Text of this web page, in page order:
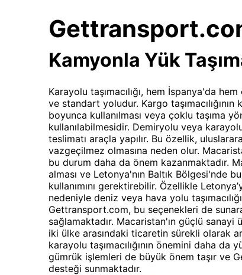
Kamyonla Yük
Karayolu taşımacılığı, hem İspanya'da
ve standart yoludur. Kargo
boyunca kullanılması veya çoklu taşıma
kullanılabilmesidir. Demiryolu veya
teslimatı araçla yapılır. Bu özellik,
vazgeçilmez olmasına neden olur.
bu durum daha da önem kazanmaktadır.
alması ve Letonya'nın Baltık Bölgesi'nde
kullanımını gerektirebilir. Özellikle
nedeniyle deniz veya hava yolu
Gettransport.com, bu seçenekleri de
sağlamaktadır. Macaristan'ın güçlü
iki ülke arasındaki ticaretin sürekli olarak
karayolu taşımacılığının önemini daha
gümrük işlemleri de büyük önem taşır ve
desteği sunmaktadır.